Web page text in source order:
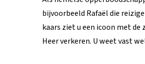
de
bijvoorbeeld Rafaël die
kaars ziet u een icoon met de
Heer verkeren. U weet vast